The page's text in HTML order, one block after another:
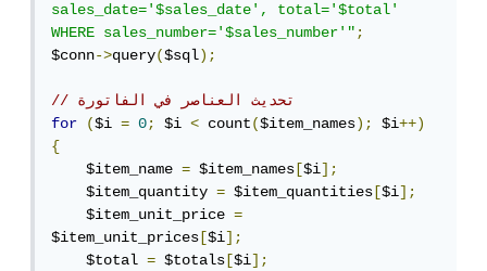
sales_date='$sales_date', total='$total'
WHERE sales_number='$sales_number'";
$conn->query($sql);
// تحديث العناصر في الفاتورة
for
($i = 0; $i < count($item_names); $i++)
{
$item_name = $item_names [$i];
$item_quantity = $item_quantities [$i];
$item_unit_price =
$item_unit_prices [$i];
$total = $totals [$i];